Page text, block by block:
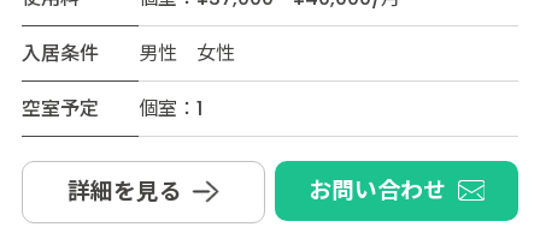
入居条件
男性 女性
空室予定
個室：1
詳細を見る お問い合わせ